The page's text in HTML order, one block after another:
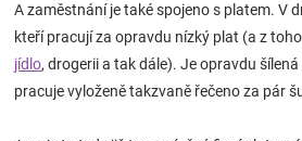
Značky
Blog
Hračkářství
A zaměstnání je také spojeno s platem. V
kteří pracují za opravdu nízký plat (a z
jídlo, drogerii a tak dále). Je opravdu
pracuje vyloženě takzvaně řečeno za pár